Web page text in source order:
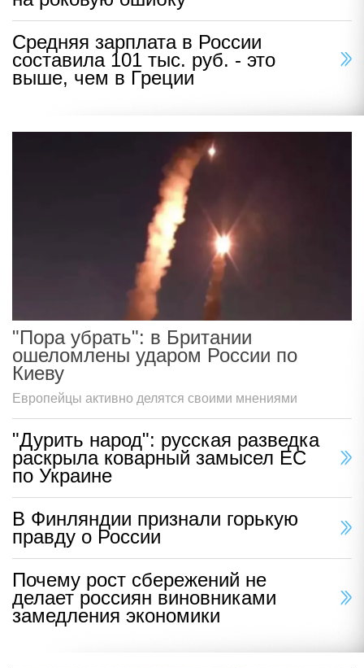
Средняя зарплата в России
составила 101 тыс. руб. - это
выше, чем в Греции
"Пора убрать": в Британии
ошеломлены ударом России по
Киеву
Европейцы активно делятся своими мнениями
"Дурить народ": русская разведка
раскрыла коварный замысел ЕС
по Украине
В Финляндии признали горькую
правду о России
Почему рост сбережений не
делает россиян виновниками
замедления экономики